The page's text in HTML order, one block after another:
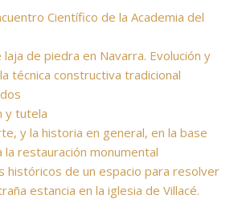
Científico de la Academia del
de piedra en Navarra. Evolución y
técnica constructiva tradicional
y tutela
y la historia en general, en la base
restauración monumental
históricos de un espacio para resolver
estancia en la iglesia de Villacé.